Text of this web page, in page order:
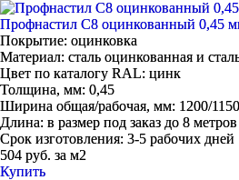
Профнастил С8 оцинкованный 0,45
Покрытие: оцинковка
Материал: сталь оцинкованная и
Цвет по каталогу RAL: цинк
Толщина, мм: 0,45
Ширина общая/рабочая, мм: 1200/1150
Длина: в размер под заказ до 8
Срок изготовления: 3-5 рабочих дней
504 руб. за м2
Купить